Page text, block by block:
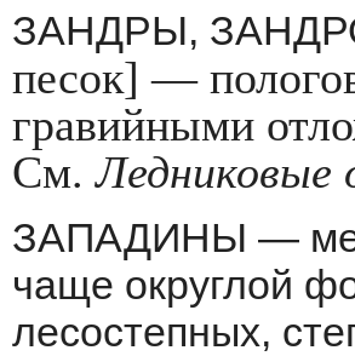
ЗАНДРЫ,
песок] —
гравийными
См.Ледниковые
ЗАПАДИНЫ —
чаще округлой
лесостепных,